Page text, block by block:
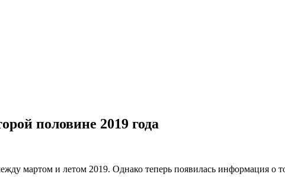
половине 2019 года
мартом и летом 2019. Однако теперь появилась информация о